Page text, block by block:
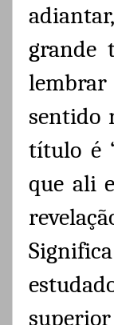
grande
lembrar
sentido
título é
que ali